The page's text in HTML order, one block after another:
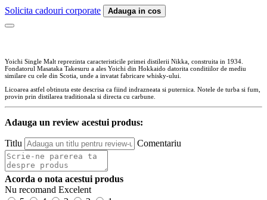
Solicita cadouri corporate Adauga in cos
Yoichi Single Malt reprezinta caracteristicile primei distilerii Nikka, construita in 1934.
Fondatorul Masataka Takesuru a ales Yoichi din Hokkaido datorita conditiilor de mediu
similare cu cele din Scotia, unde a invatat fabricare whisky-ului.
Licoarea astfel obtinuta este descrisa ca fiind indrazneata si puternica. Notele de turba si fum,
provin prin distilarea traditionala si directa cu carbune.
Adauga un review acestui produs:
Titlu Comentariu
Acorda o nota acestui produs
Nu recomand Excelent